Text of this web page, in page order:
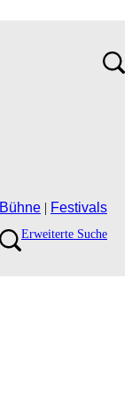
Bühne | Festivals
ErweiterteSuche